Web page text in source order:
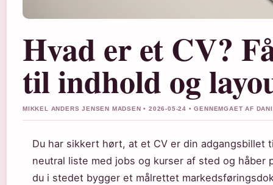
Hvad er et CV?
til indhold og
MIKKEL ANDERS JENSEN MADSEN • 2026-05-24 • GENNEMGAET AF
Du har sikkert hørt, at et CV er din adgangsbillet
neutral liste med jobs og kurser af sted og
du i stedet bygger et målrettet